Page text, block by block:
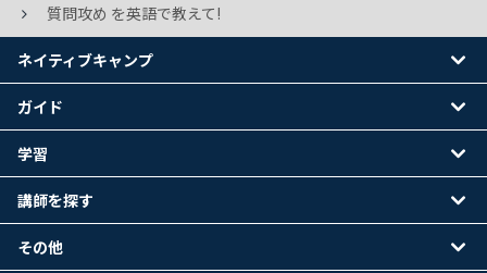
質問攻め を英語で教えて!
ネイティブキャンプ
ガイド
学習
講師を探す
その他